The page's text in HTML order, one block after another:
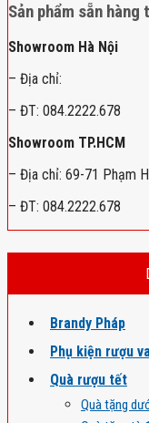
Sản phẩm sẵn hàng
Showroom Hà Nội
– Địa chỉ:
– ĐT: 084.2222.678
Showroom TP.HCM
– Địa chỉ: 69-71 Phạm
– ĐT: 084.2222.678
Brandy Pháp
Phụ kiện rượu
Quà rượu tết
Quà tặng